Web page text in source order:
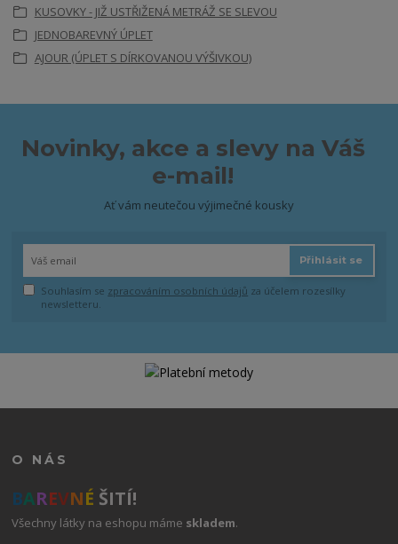
KUSOVKY - JIŽ USTŘIŽENÁ METRÁŽ SE SLEVOU
JEDNOBAREVNÝ ÚPLET
AJOUR (ÚPLET S DÍRKOVANOU VÝŠIVKOU)
Novinky, akce a slevy na Váš
e-mail!
Ať vám neutečou výjimečné kousky
Přihlásit se
Souhlasím se zpracováním osobních údajů za účelem rozesílky
newsletteru.
O NÁS
BAREVNÉ ŠITÍ!
Všechny látky na eshopu máme skladem.